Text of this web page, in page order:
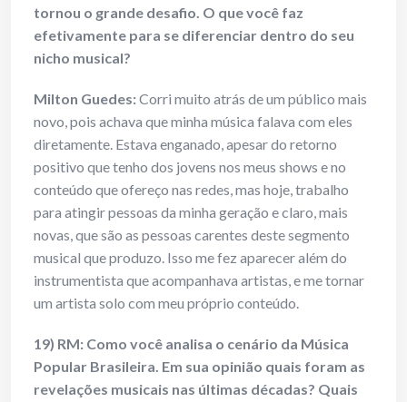
tornou o grande desafio. O que você faz
efetivamente para se diferenciar dentro do seu
nicho musical?
Milton Guedes:Corri muito atrás de um público mais
novo, pois achava que minha música falava com eles
diretamente. Estava enganado, apesar do retorno
positivo que tenho dos jovens nos meus shows e no
conteúdo que ofereço nas redes, mas hoje, trabalho
para atingir pessoas da minha geração e claro, mais
novas, que são as pessoas carentes deste segmento
musical que produzo. Isso me fez aparecer além do
instrumentista que acompanhava artistas, e me tornar
um artista solo com meu próprio conteúdo.
19) RM: Como você analisa o cenário da Música
Popular Brasileira. Em sua opinião quais foram as
revelações musicais nas últimas décadas? Quais